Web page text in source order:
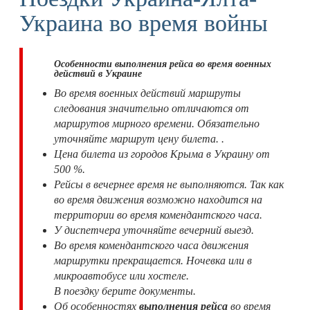
Компания всегда доставит Вас в нужное
место, с соблюдением расписания.
Маршрутка Павлоград-Ялта,
расписание движения, цена билета
Уже отмечалось, что поездки выполняются
регулярно, каждый день. Но лишь в весенне-
летний период. В другое время необходимо
уточнять. Маршрутка отправляется от
автовокзала г. Павлоград. Время отправления
указано в таблице расписания. Прибываем в Ялту
к автовокзалу. О времени прибытии информация в
таблице расписания.
Стоимость билета, для поездки в 624 км,
довольно приятная. Указана в таблице и
составляет всего 950 грн. Если поехать в Ялту
личным автомобилем, то только на бензин в одну
сторону потратите около 2000 грн.
Маршрут в Ялту это поездка в оба направления
Павлоград-Ялта-Павлоград. При покупке билета в
Украина во время войны
Особенности выполнения рейса во время военных
действий в Украине
Во время военных действий маршруты
следования значительно отличаются от
маршрутов мирного времени. Обязательно
уточняйте маршрут цену билета. .
Цена билета из городов Крыма в Украину от
500 %.
Рейсы в вечернее время не выполняются. Так как
во время движения возможно находится на
территории во время комендантского часа.
У диспетчера уточняйте вечерний выезд.
Во время комендантского часа движения
маршрутки прекращается. Ночевка или в
микроавтобусе или хостеле.
В поездку берите документы.
Об особенностях выполнения рейса во время